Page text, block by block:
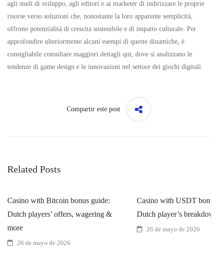
agli studi di sviluppo, agli editori e ai marketer di indirizzare le proprie
risorse verso soluzioni che, nonostante la loro apparente semplicità,
offrono potenzialità di crescita sostenibile e di impatto culturale. Per
approfondire ulteriormente alcuni esempi di queste dinamiche, è
consigliabile consultare maggiori dettagli qui, dove si analizzano le
tendenze di game design e le innovazioni nel settore dei giochi digitali.
Compartir este post
Related Posts
Casino with Bitcoin bonus guide:
Dutch players’ offers, wagering &
more
26 de mayo de 2026
Casino with USDT
Dutch player’s breakdown
26 de mayo de 2026